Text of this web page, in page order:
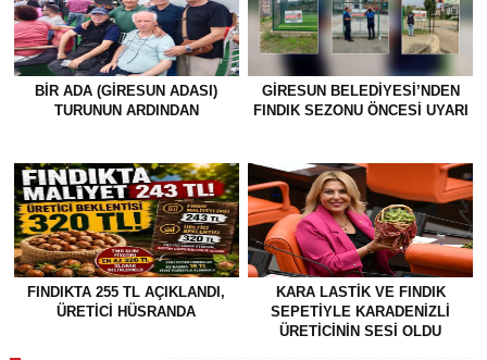
BİR ADA (GİRESUN ADASI)
TURUNUN ARDINDAN
GİRESUN BELEDİYESİ’NDEN
FINDIK SEZONU ÖNCESİ UYARI
FINDIKTA 255 TL AÇIKLANDI,
ÜRETİCİ HÜSRANDA
KARA LASTİK VE FINDIK
SEPETİYLE KARADENİZLİ
ÜRETİCİNİN SESİ OLDU